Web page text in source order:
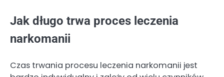
Jak długo trwa proces leczenia
narkomanii
Czas trwania procesu leczenia narkomanii jest